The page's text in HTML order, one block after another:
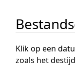
Klik op een
zoals het